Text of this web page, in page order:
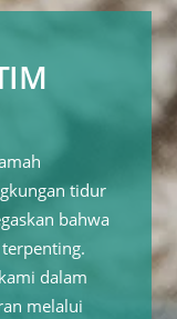
tidur
bahwa
dalam
melalui